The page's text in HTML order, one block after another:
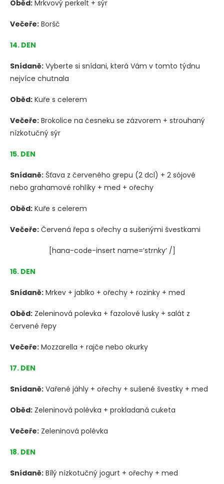
Oběd: Mrkvový perkelt + sýr
Večeře: Boršč
14. DEN
Snídaně: Vyberte si snídani, která Vám v tomto týdnu
nejvíce chutnala
Oběd: Kuře s celerem
Večeře: Brokolice na česneku se zázvorem + strouhaný
nízkotučný sýr
15. DEN
Snídaně: Šťava z červeného grepu (2 dcl) + 2 sójové
nebo grahamové rohlíky + med + ořechy
Oběd: Kuře s celerem
Večeře: Červená řepa s ořechy a sušenými švestkami
[hana-code-insert name=’strnky‘ /]
16. DEN
Snídaně: Mrkev + jablko + ořechy + rozinky + med
Oběd: Zeleninová polevka + fazolové lusky + salát z
červené řepy
Večeře: Mozzarella + rajče nebo okurky
17. DEN
Snídaně: Vařené jáhly + ořechy + sušené švestky + med
Oběd: Zeleninová polévka + prokladaná cuketa
Večeře: Zeleninová polévka
18. DEN
Snídaně: Bílý nízkotučný jogurt + ořechy + med